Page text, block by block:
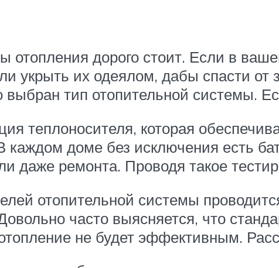
дорого стоит. Если в
укрыть их одеялом, дабы спасти от
тип отопительной системы.
теплоносителя, которая
доме без исключения есть
даже ремонта. Проводя такое
отопительной системы
часто выясняется, что
не будет эффективным.